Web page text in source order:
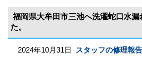
福岡県大牟田市三池へ洗濯蛇口水漏
た。
2024年10月31日 スタッフの修理報告